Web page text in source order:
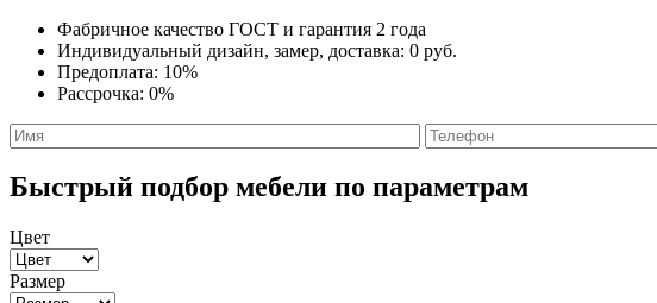
Фабричное качество ГОСТ и гарантия 2 года
Индивидуальный дизайн, замер, доставка: 0 руб.
Предоплата: 10%
Рассрочка: 0%
Быстрый подбор мебели по параметрам
Цвет
Размер